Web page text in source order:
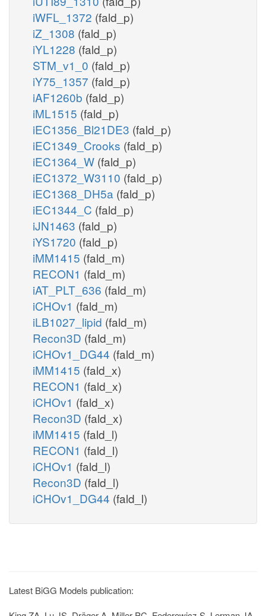
iWFL_1372 (fald_p)
iZ_1308 (fald_p)
iYL1228 (fald_p)
STM_v1_0 (fald_p)
iY75_1357 (fald_p)
iAF1260b (fald_p)
iML1515 (fald_p)
iEC1356_Bl21DE3 (fald_p)
iEC1349_Crooks (fald_p)
iEC1364_W (fald_p)
iEC1372_W3110 (fald_p)
iEC1368_DH5a (fald_p)
iEC1344_C (fald_p)
iJN1463 (fald_p)
iYS1720 (fald_p)
iMM1415 (fald_m)
RECON1 (fald_m)
iAT_PLT_636 (fald_m)
iCHOv1 (fald_m)
iLB1027_lipid (fald_m)
Recon3D (fald_m)
iCHOv1_DG44 (fald_m)
iMM1415 (fald_x)
RECON1 (fald_x)
iCHOv1 (fald_x)
Recon3D (fald_x)
iMM1415 (fald_l)
RECON1 (fald_l)
iCHOv1 (fald_l)
Recon3D (fald_l)
iCHOv1_DG44 (fald_l)
Latest BiGG Models publication: